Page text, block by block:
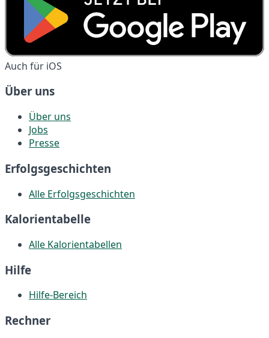
Auch für iOS
Über uns
Über uns
Jobs
Presse
Erfolgsgeschichten
Alle Erfolgsgeschichten
Kalorientabelle
Alle Kalorientabellen
Hilfe
Hilfe-Bereich
Rechner